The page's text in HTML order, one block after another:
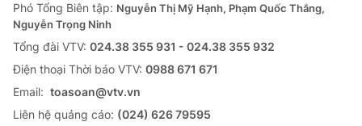
Phó Tổng Biên tập: Nguyễn Thị Mỹ Hạnh, Phạm Quốc Thắng,
Nguyễn Trọng Ninh
Tổng đài VTV: 024.38 355 931 - 024.38 355 932
Ðiện thoại Thời báo VTV: 0988 671 671
Email: toasoan@vtv.vn
Liên hệ quảng cáo: (024) 626 79595